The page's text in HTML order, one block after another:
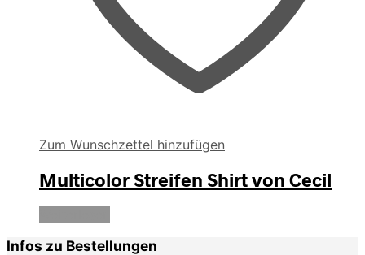
Zum Wunschzettel hinzufügen
Multicolor Streifen Shirt von Cecil
Infos zu Bestellungen